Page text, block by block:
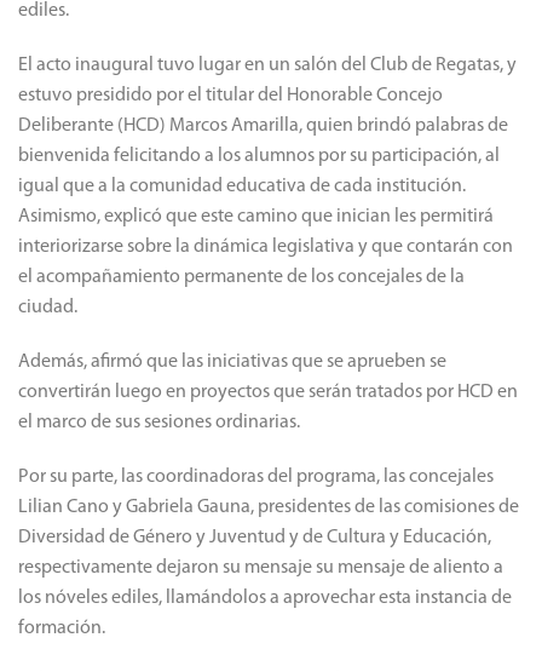
ediles.
El acto inaugural tuvo lugar en un salón del Club de Regatas, y
estuvo presidido por el titular del Honorable Concejo
Deliberante (HCD) Marcos Amarilla, quien brindó palabras de
bienvenida felicitando a los alumnos por su participación, al
igual que a la comunidad educativa de cada institución.
Asimismo, explicó que este camino que inician les permitirá
interiorizarse sobre la dinámica legislativa y que contarán con
el acompañamiento permanente de los concejales de la
ciudad.
Además, afirmó que las iniciativas que se aprueben se
convertirán luego en proyectos que serán tratados por HCD en
el marco de sus sesiones ordinarias.
Por su parte, las coordinadoras del programa, las concejales
Lilian Cano y Gabriela Gauna, presidentes de las comisiones de
Diversidad de Género y Juventud y de Cultura y Educación,
respectivamente dejaron su mensaje su mensaje de aliento a
los nóveles ediles, llamándolos a aprovechar esta instancia de
formación.